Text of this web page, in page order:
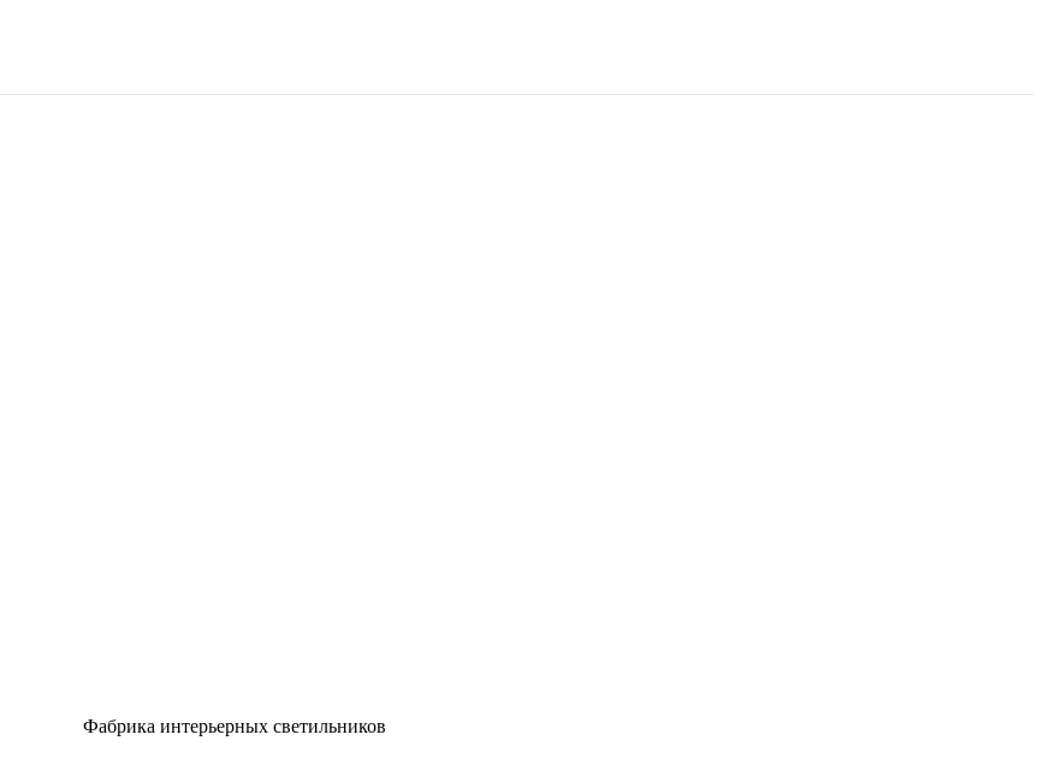
Фабрика интерьерных светильников